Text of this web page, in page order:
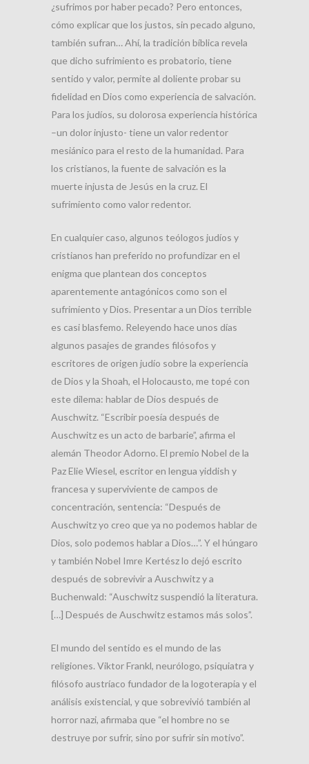
¿sufrimos por haber pecado? Pero entonces,
cómo explicar que los justos, sin pecado alguno,
también sufran… Ahí, la tradición bíblica revela
que dicho sufrimiento es probatorio, tiene
sentido y valor, permite al doliente probar su
fidelidad en Dios como experiencia de salvación.
Para los judíos, su dolorosa experiencia histórica
–un dolor injusto- tiene un valor redentor
mesiánico para el resto de la humanidad. Para
los cristianos, la fuente de salvación es la
muerte injusta de Jesús en la cruz. El
sufrimiento como valor redentor.
En cualquier caso, algunos teólogos judíos y
cristianos han preferido no profundizar en el
enigma que plantean dos conceptos
aparentemente antagónicos como son el
sufrimiento y Dios. Presentar a un Dios terrible
es casi blasfemo. Releyendo hace unos días
algunos pasajes de grandes filósofos y
escritores de origen judío sobre la experiencia
de Dios y la Shoah, el Holocausto, me topé con
este dilema: hablar de Dios después de
Auschwitz. “Escribir poesía después de
Auschwitz es un acto de barbarie”, afirma el
alemán Theodor Adorno. El premio Nobel de la
Paz Elie Wiesel, escritor en lengua yiddish y
francesa y superviviente de campos de
concentración, sentencia: “Después de
Auschwitz yo creo que ya no podemos hablar de
Dios, solo podemos hablar a Dios…”. Y el húngaro
y también Nobel Imre Kertész lo dejó escrito
después de sobrevivir a Auschwitz y a
Buchenwald: “Auschwitz suspendió la literatura.
[…] Después de Auschwitz estamos más solos”.
El mundo del sentido es el mundo de las
religiones. Viktor Frankl, neurólogo, psiquiatra y
filósofo austríaco fundador de la logoterapia y el
análisis existencial, y que sobrevivió también al
horror nazi, afirmaba que “el hombre no se
destruye por sufrir, sino por sufrir sin motivo”.